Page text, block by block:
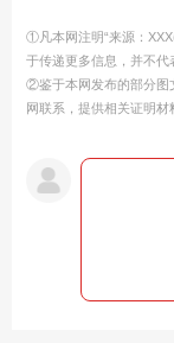
①凡本网注明“来源：
于传递更多信息，并不代
②鉴于本网发布的部分图
网联系，提供相关证明材